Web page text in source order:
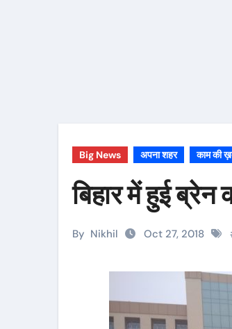
Big News अपना शहर काम की
बिहार में हुई ब्रेन
By Nikhil Oct 27, 2018